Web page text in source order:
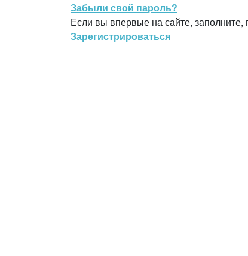
Забыли свой пароль?
Если вы впервые на сайте,
Зарегистрироваться